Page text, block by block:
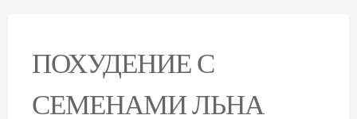
ПОХУДЕНИЕ С
СЕМЕНАМИ ЛЬНА